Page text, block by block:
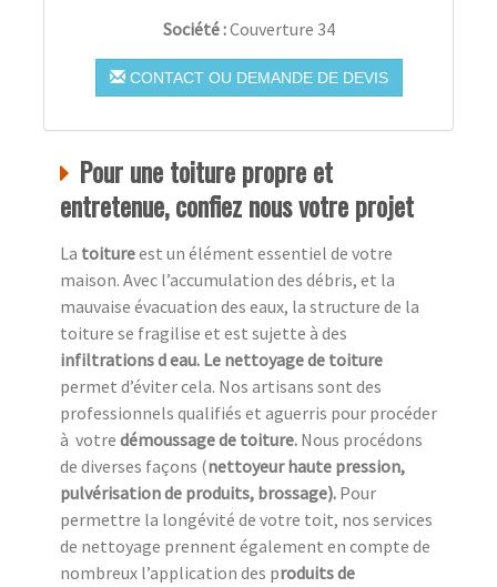
Société :Couverture 34
CONTACT OU DEMANDE DE DEVIS
Pour une toiture propre et
entretenue, confiez nous votre projet
La toitureest un élément essentiel de votre
maison. Avec l’accumulation des débris, et la
mauvaise évacuation des eaux, la structure de la
toiture se fragilise et est sujette à des
infiltrations d eau. Le nettoyage de toiture
permet d’éviter cela. Nos artisans sont des
professionnels qualifiés et aguerris pour procéder
à votre démoussage de toiture. Nous procédons
de diverses façons (nettoyeur haute pression,
pulvérisation de produits, brossage). Pour
permettre la longévité de votre toit, nos services
de nettoyage prennent également en compte de
nombreux l’application des produits de